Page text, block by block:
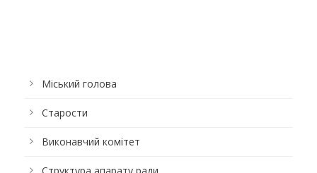
Міський голова
Старости
Виконавчий комітет
Структура апарату ради